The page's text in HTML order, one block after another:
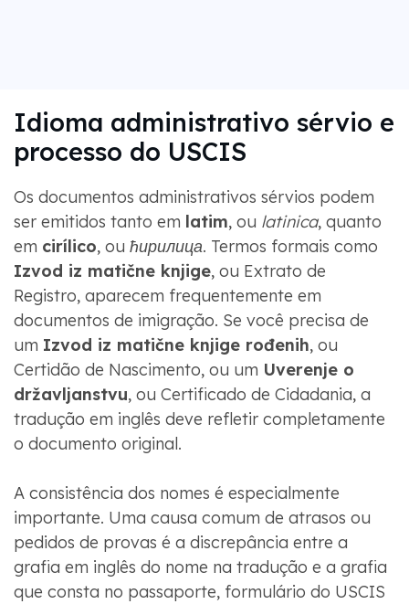
Idioma administrativo sérvio e
processo do USCIS
Os documentos administrativos sérvios podem
ser emitidos tanto em latim, ou latinica, quanto
em cirílico, ou ћирилица. Termos formais como
Izvod iz matične knjige, ou Extrato de
Registro, aparecem frequentemente em
documentos de imigração. Se você precisa de
um Izvod iz matične knjige rođenih, ou
Certidão de Nascimento, ou um Uverenje o
državljanstvu, ou Certificado de Cidadania, a
tradução em inglês deve refletir completamente
o documento original.
A consistência dos nomes é especialmente
importante. Uma causa comum de atrasos ou
pedidos de provas é a discrepância entre a
grafia em inglês do nome na tradução e a grafia
que consta no passaporte, formulário do USCIS